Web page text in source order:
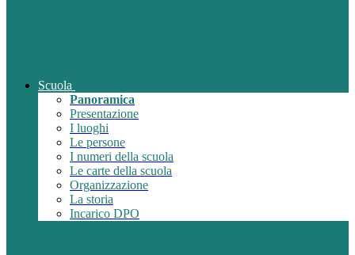
Scuola
Panoramica
Presentazione
I luoghi
Le persone
I numeri della scuola
Le carte della scuola
Organizzazione
La storia
Incarico DPO